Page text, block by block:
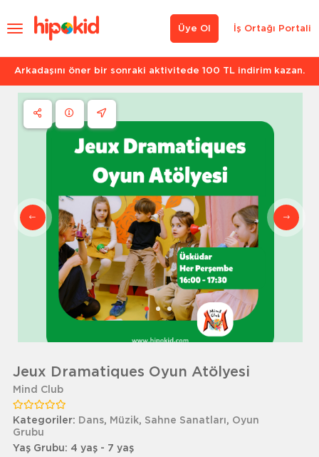
İş Ortağı Portali
Üye Ol
Arkadaşını öner bir sonraki aktivitede 100 TL indirim kazan.
Jeux Dramatiques Oyun Atölyesi
Mind Club
Kategoriler: Dans, Müzik, Sahne Sanatları, Oyun
Grubu
Yaş Grubu: 4 yaş - 7 yaş